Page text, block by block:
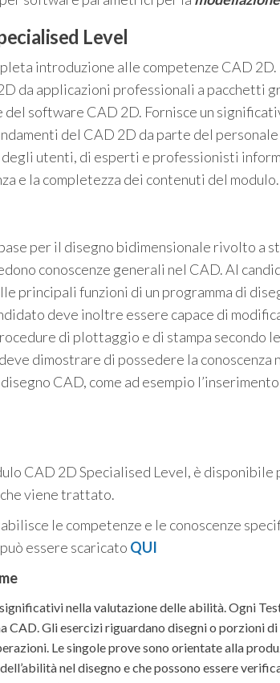
Level
introduzione alle competenze CAD
da applicazioni professionali a pacchetti
software CAD 2D. Fornisce un
del CAD 2D da parte del
utenti, di esperti e professionisti
e la completezza dei contenuti del modulo.
per il disegno bidimensionale rivolto a
conoscenze generali nel CAD. Al
principali funzioni di un programma di
deve inoltre essere capace di
di plottaggio e di stampa secondo
dimostrare di possedere la conoscenza
CAD, come ad esempio
CAD 2D Specialised Level, è disponibile
che viene trattato.
le competenze e le conoscenze
essere scaricato QUI
nella valutazione delle abilità. Ogni
CAD. Gli esercizi riguardano disegni o porzioni
Le singole prove sono orientate alla
nel disegno e che possono essere